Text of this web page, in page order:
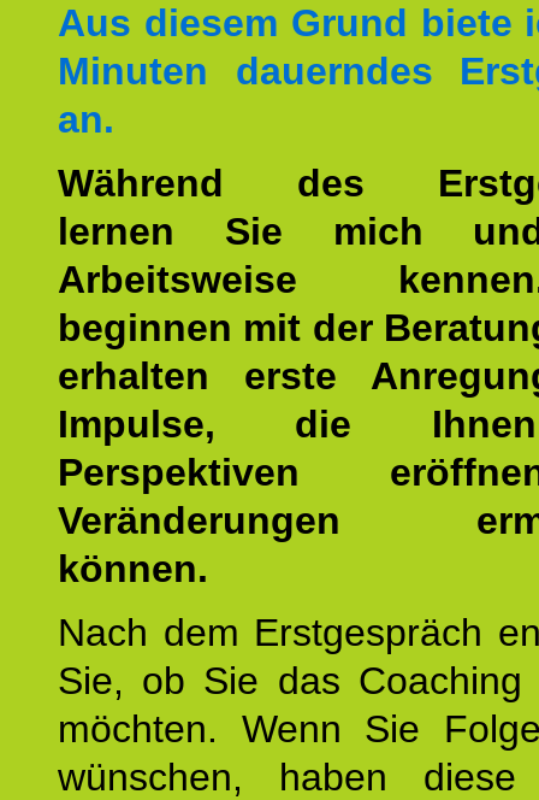
Aus diesem Grund biete
Minuten dauerndes
an.
Während des
lernen Sie mich
Arbeitsweise
beginnen mit der
erhalten erste
Impulse, die
Perspektiven
Veränderungen
können.
Nach dem Erstgespräch
Sie, ob Sie das Coaching
möchten. Wenn Sie
wünschen, haben diese